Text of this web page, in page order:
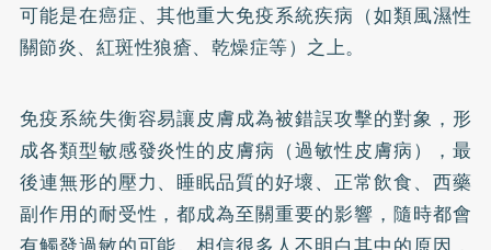
可能是在癌症、其他重大免疫系統疾病（如類風濕性
關節炎、紅斑性狼瘡、乾燥症等）之上。
免疫系統失衡容易讓皮膚成為被錯誤攻擊的對象，形
成各類型敏感發炎性的皮膚病（過敏性皮膚病），最
後連無形的壓力、睡眠品質的好壞、正常飲食、西藥
副作用的耐受性，都成為至關重要的影響，隨時都會